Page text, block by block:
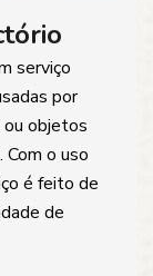
serviço
por
ou objetos
o uso
é feito de
de